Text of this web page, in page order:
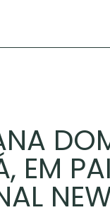
EM